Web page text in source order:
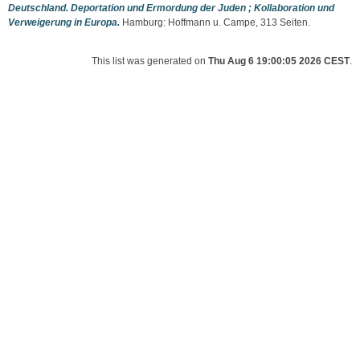
Deutschland. Deportation und Ermordung der Juden ; Kollaboration und
Verweigerung in Europa. Hamburg: Hoffmann u. Campe, 313 Seiten.
This list was generated on Thu Aug 6 19:00:05 2026 CEST.